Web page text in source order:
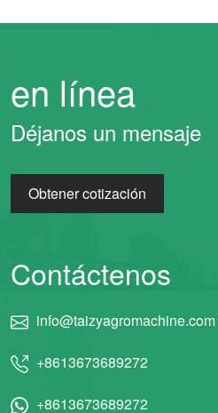
en línea
Déjanos un mensaje
Obtener cotización
Contáctenos
info@taizyagromachine.com
+8613673689272
+8613673689272